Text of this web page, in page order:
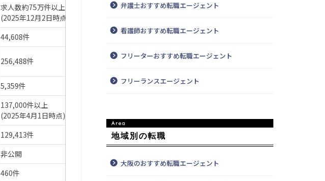
求人数約75万件以上
(2025年12月2日時点)
44,608件
256,488件
5,359件
137,000件以上
(2025年4月1日時点)
129,413件
非公開
460件
弁護士おすすめ転職エージェント
看護師おすすめ転職エージェント
フリーターおすすめ転職エージェント
フリーランスエージェント
地域別の転職
大阪のおすすめ転職エージェント